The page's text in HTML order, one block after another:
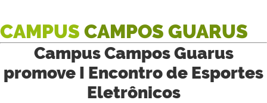
CAMPUS CAMPOS GUARUS
Campus Campos Guarus
promove I Encontro de Esportes
Eletrônicos